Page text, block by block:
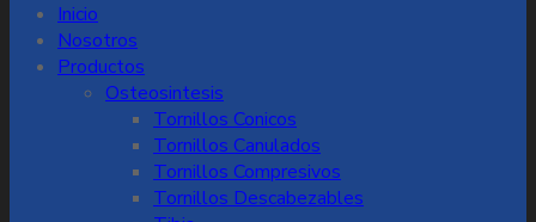
Inicio
Nosotros
Productos
Osteosintesis
Tornillos Conicos
Tornillos Canulados
Tornillos Compresivos
Tornillos Descabezables